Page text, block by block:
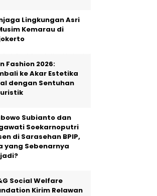
Lingkungan Asri
Kemarau di
Fashion 2026:
ke Akar Estetika
dengan Sentuhan
Subianto dan
Soekarnoputri
di Sarasehan BPIP,
yang Sebenarnya
Social Welfare
Kirim Relawan